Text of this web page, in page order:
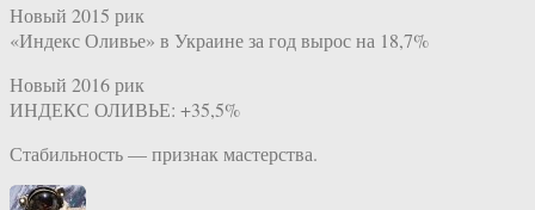
Новый 2015 рик
«Индекс Оливье» в Украине за год вырос на 18,7%
Новый 2016 рик
ИНДЕКС ОЛИВЬЕ: +35,5%
Стабильность — признак мастерства.